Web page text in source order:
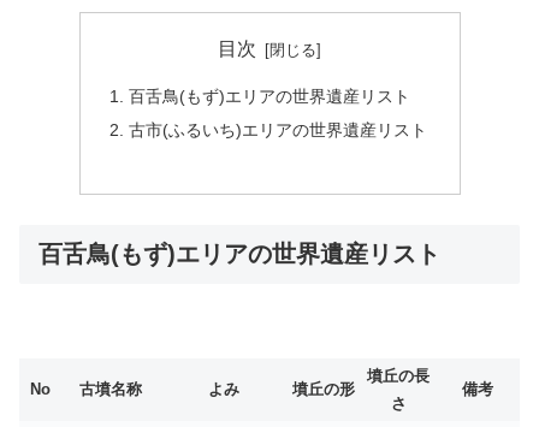
目次
百舌鳥(もず)エリアの世界遺産リスト
古市(ふるいち)エリアの世界遺産リスト
百舌鳥(もず)エリアの世界遺産リスト
No 古墳名称 よみ 墳丘の形
墳丘の長
さ
備考